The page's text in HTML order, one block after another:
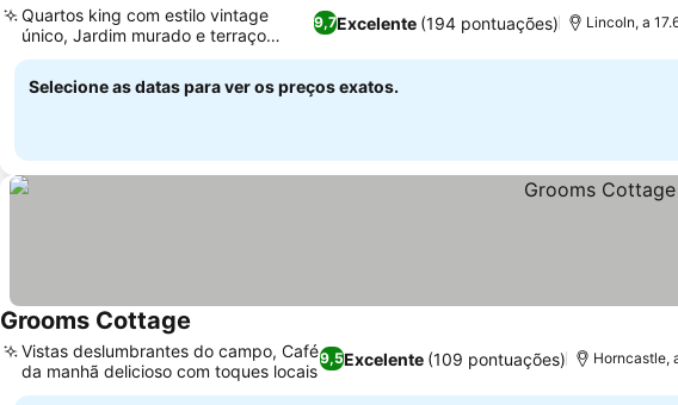
9,7Excelente (194 pontuações)
Quartos king com estilo vintage
único, Jardim murado e terraço
tranquilos
Lincoln, a
Selecione as datas para ver os preços exatos.
Grooms Cottage
9,5Excelente (109 pontuações)
Vistas deslumbrantes do campo, Café
da manhã delicioso com toques locais
Horncastle,